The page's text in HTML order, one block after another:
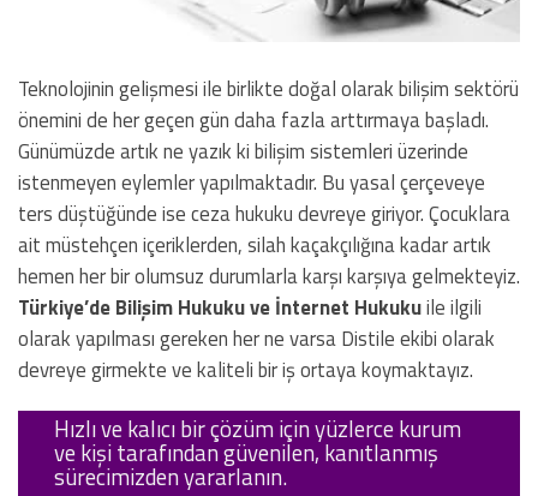
Teknolojinin gelişmesi ile birlikte doğal olarak bilişim sektörü
önemini de her geçen gün daha fazla arttırmaya başladı.
Günümüzde artık ne yazık ki bilişim sistemleri üzerinde
istenmeyen eylemler yapılmaktadır. Bu yasal çerçeveye
ters düştüğünde ise ceza hukuku devreye giriyor. Çocuklara
ait müstehçen içeriklerden, silah kaçakçılığına kadar artık
hemen her bir olumsuz durumlarla karşı karşıya gelmekteyiz.
Türkiye’de Bilişim Hukuku ve İnternet Hukukuile ilgili
olarak yapılması gereken her ne varsa Distile ekibi olarak
devreye girmekte ve kaliteli bir iş ortaya koymaktayız.
Hızlı ve kalıcı bir çözüm için yüzlerce kurum
ve kişi tarafından güvenilen, kanıtlanmış
sürecimizden yararlanın.